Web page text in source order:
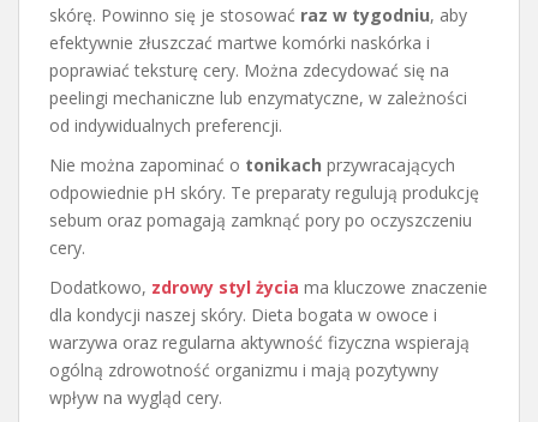
skórę. Powinno się je stosować raz w tygodniu, aby
efektywnie złuszczać martwe komórki naskórka i
poprawiać teksturę cery. Można zdecydować się na
peelingi mechaniczne lub enzymatyczne, w zależności
od indywidualnych preferencji.
Nie można zapominać o tonikach przywracających
odpowiednie pH skóry. Te preparaty regulują produkcję
sebum oraz pomagają zamknąć pory po oczyszczeniu
cery.
Dodatkowo, zdrowy styl życia ma kluczowe znaczenie
dla kondycji naszej skóry. Dieta bogata w owoce i
warzywa oraz regularna aktywność fizyczna wspierają
ogólną zdrowotność organizmu i mają pozytywny
wpływ na wygląd cery.